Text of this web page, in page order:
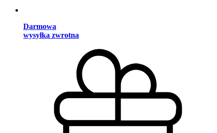
Darmowa
wysyłka zwrotna